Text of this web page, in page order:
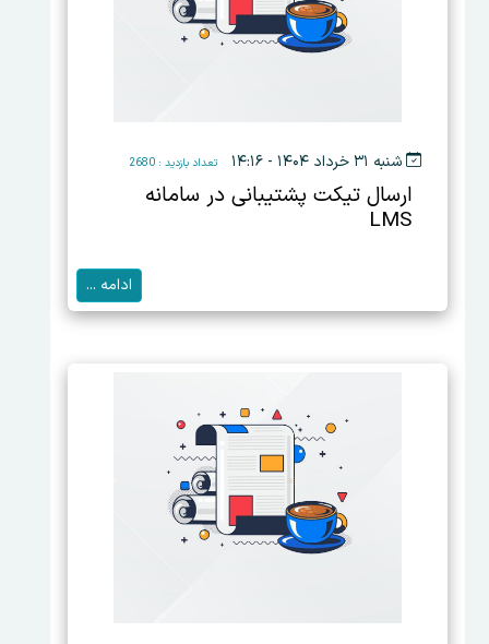
شنبه ۳۱ خرداد ۱۴۰۴ - ۱۴:۱۶ تعداد بازدید : 2680
ارسال تیکت پشتیبانی در سامانه
LMS
ادامه ...